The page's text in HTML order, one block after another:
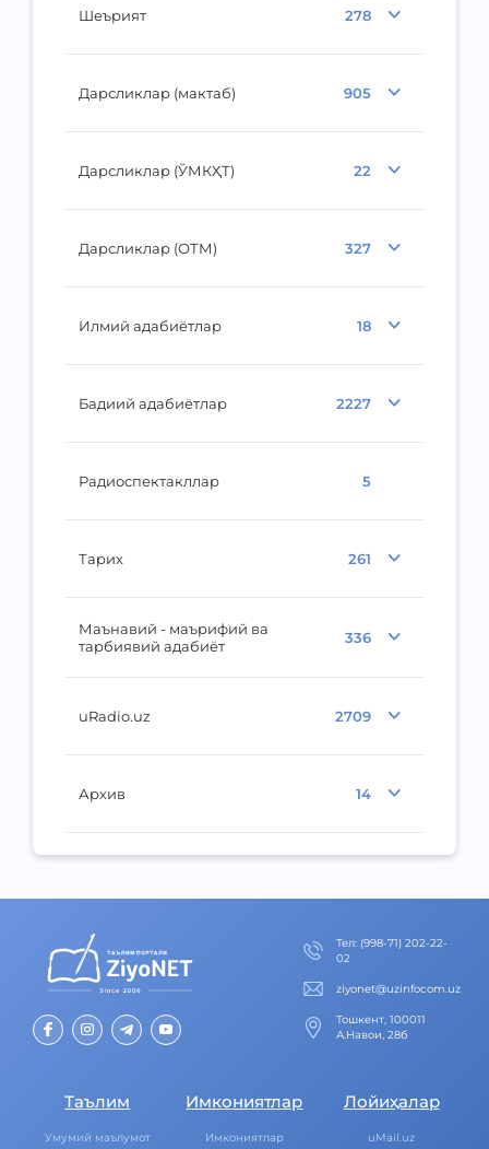
Шеърият 278
Дарсликлар (мактаб) 905
Дарсликлар (ЎМКҲТ) 22
Дарсликлар (ОТМ) 327
Илмий адабиётлар 18
Бадиий адабиётлар 2227
Радиоспектакллар 5
Тарих 261
Маънавий - маърифий ва
тарбиявий адабиёт
336
uRadio.uz 2709
Архив 14
Тел: (998-71) 202-22-
02
ziyonet@uzinfocom.uz
Тошкент, 100011
А.Навои, 28б
Таълим
Умумий маълумот
Имкониятлар
Имкониятлар
Лойиҳалар
uMail.uz